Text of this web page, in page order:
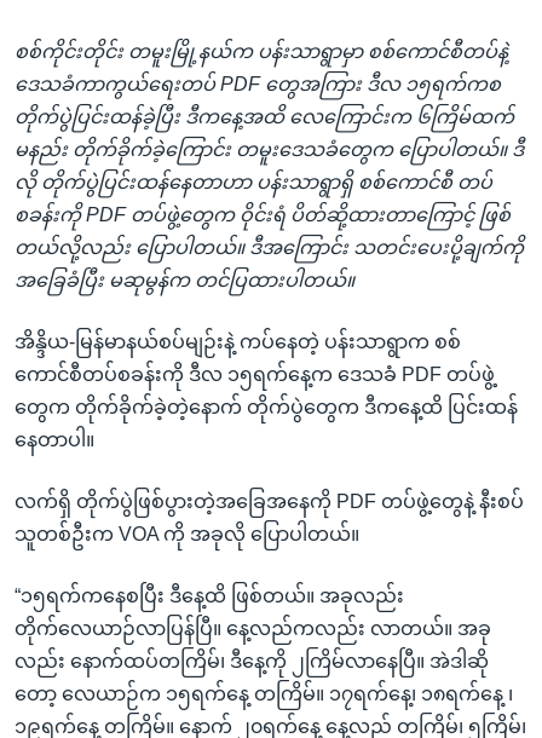
နေရာ
သို့
ကျော်
ရန်
စစ်ကိုင်းတိုင်း တမူးမြို့နယ်က ပန်းသာရွာမှာ စစ်ကောင်စီတပ်နဲ့
ဒေသခံကာကွယ်ရေးတပ် PDF တွေအကြား ဒီလ ၁၅ရက်ကစ
တိုက်ပွဲပြင်းထန်ခဲ့ပြီး ဒီကနေ့အထိ လေကြောင်းက ၆ကြိမ်ထက်
မနည်း တိုက်ခိုက်ခဲ့ကြောင်း တမူးဒေသခံတွေက ပြောပါတယ်။ ဒီ
လို တိုက်ပွဲပြင်းထန်နေတာဟာ ပန်းသာရွာရှိ စစ်ကောင်စီ တပ်
စခန်းကို PDF တပ်ဖွဲ့တွေက ဝိုင်းရံ ပိတ်ဆို့ထားတာကြောင့် ဖြစ်
တယ်လို့လည်း ပြောပါတယ်။ ဒီအကြောင်း သတင်းပေးပို့ချက်ကို
အခြေခံပြီး မဆုမွန်က တင်ပြထားပါတယ်။
အိန္ဒိယ-မြန်မာနယ်စပ်မျဉ်းနဲ့ ကပ်နေတဲ့ ပန်းသာရွာက စစ်
ကောင်စီတပ်စခန်းကို ဒီလ ၁၅ရက်နေ့က ဒေသခံ PDF တပ်ဖွဲ့
တွေက တိုက်ခိုက်ခဲ့တဲ့နောက် တိုက်ပွဲတွေက ဒီကနေ့ထိ ပြင်းထန်
နေတာပါ။
လက်ရှိ တိုက်ပွဲဖြစ်ပွားတဲ့အခြေအနေကို PDF တပ်ဖွဲ့တွေနဲ့ နီးစပ်
သူတစ်ဦးက VOA ကို အခုလို ပြောပါတယ်။
“၁၅ရက်ကနေစပြီး ဒီနေ့ထိ ဖြစ်တယ်။ အခုလည်း
တိုက်လေယာဉ်လာပြန်ပြီ။ နေ့လည်ကလည်း လာတယ်။ အခု
လည်း နောက်ထပ်တကြိမ်၊ ဒီနေ့ကို ၂ကြိမ်လာနေပြီ။ အဲဒါဆို
တော့ လေယာဉ်က ၁၅ရက်နေ့ တကြိမ်။ ၁၇ရက်နေ့၊ ၁၈ရက်နေ့ ၊
၁၉ရက်နေ့ တကြိမ်။ နောက် ၂၀ရက်နေ့ နေ့လည် တကြိမ်၊ ၅ကြိမ်၊